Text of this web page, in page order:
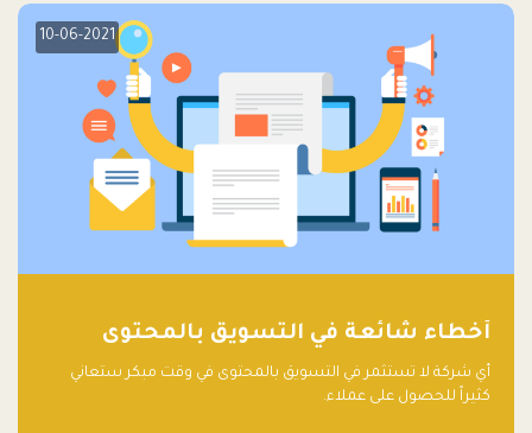
10-06-2021
أخطاء شائعة في التسويق بالمحتوى
أي شركة لا تستثمر في التسويق بالمحتوى في وقت مبكر ستعاني
كثيراً للحصول على عملاء.